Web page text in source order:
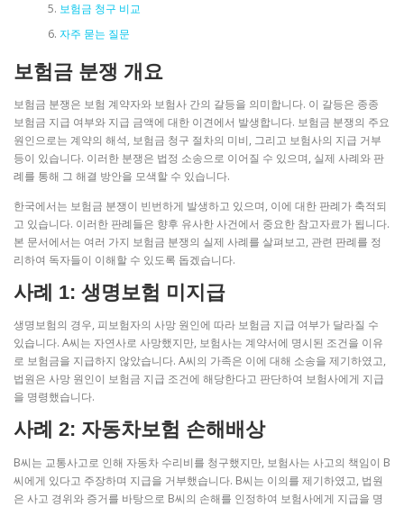
보험금 청구 비교
자주 묻는 질문
보험금 분쟁 개요
보험금 분쟁은 보험 계약자와 보험사 간의 갈등을 의미합니다. 이 갈등은 종종
보험금 지급 여부와 지급 금액에 대한 이견에서 발생합니다. 보험금 분쟁의 주요
원인으로는 계약의 해석, 보험금 청구 절차의 미비, 그리고 보험사의 지급 거부
등이 있습니다. 이러한 분쟁은 법정 소송으로 이어질 수 있으며, 실제 사례와 판
례를 통해 그 해결 방안을 모색할 수 있습니다.
한국에서는 보험금 분쟁이 빈번하게 발생하고 있으며, 이에 대한 판례가 축적되
고 있습니다. 이러한 판례들은 향후 유사한 사건에서 중요한 참고자료가 됩니다.
본 문서에서는 여러 가지 보험금 분쟁의 실제 사례를 살펴보고, 관련 판례를 정
리하여 독자들이 이해할 수 있도록 돕겠습니다.
사례 1: 생명보험 미지급
생명보험의 경우, 피보험자의 사망 원인에 따라 보험금 지급 여부가 달라질 수
있습니다. A씨는 자연사로 사망했지만, 보험사는 계약서에 명시된 조건을 이유
로 보험금을 지급하지 않았습니다. A씨의 가족은 이에 대해 소송을 제기하였고,
법원은 사망 원인이 보험금 지급 조건에 해당한다고 판단하여 보험사에게 지급
을 명령했습니다.
사례 2: 자동차보험 손해배상
B씨는 교통사고로 인해 자동차 수리비를 청구했지만, 보험사는 사고의 책임이 B
씨에게 있다고 주장하며 지급을 거부했습니다. B씨는 이의를 제기하였고, 법원
은 사고 경위와 증거를 바탕으로 B씨의 손해를 인정하여 보험사에게 지급을 명